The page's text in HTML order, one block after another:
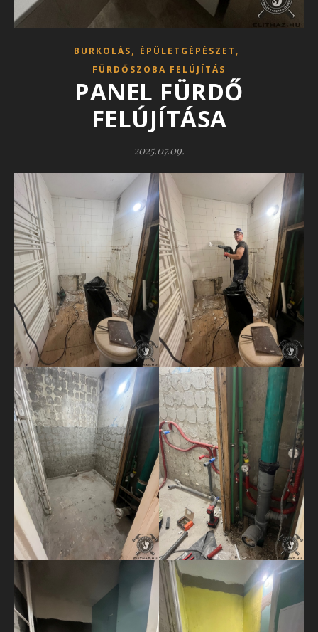
BURKOLÁS, ÉPÜLETGÉPÉSZET ,
FÜRDŐSZOBA FELÚJÍTÁS
PANEL FÜRDŐ
FELÚJÍTÁSA
2025.07.09.